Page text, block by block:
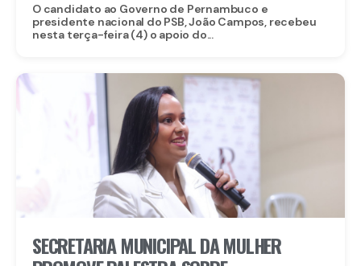
O candidato ao Governo de Pernambuco e
presidente nacional do PSB, João Campos, recebeu
nesta terça-feira (4) o apoio do...
SECRETARIA MUNICIPAL DA MULHER